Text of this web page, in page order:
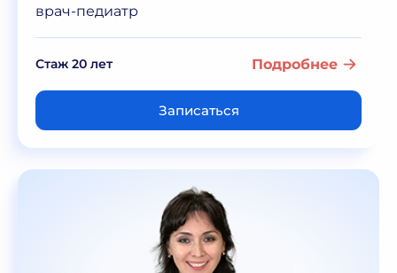
врач-педиатр
Стаж 20 лет Подробнее
Записаться